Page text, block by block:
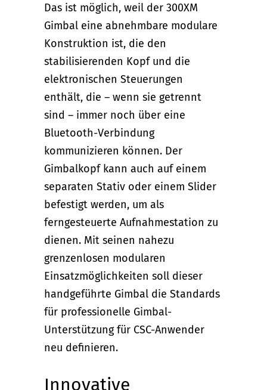
Das ist möglich, weil der 300XM
Gimbal eine abnehmbare modulare
Konstruktion ist, die den
stabilisierenden Kopf und die
elektronischen Steuerungen
enthält, die – wenn sie getrennt
sind – immer noch über eine
Bluetooth-Verbindung
kommunizieren können. Der
Gimbalkopf kann auch auf einem
separaten Stativ oder einem Slider
befestigt werden, um als
ferngesteuerte Aufnahmestation zu
dienen. Mit seinen nahezu
grenzenlosen modularen
Einsatzmöglichkeiten soll dieser
handgeführte Gimbal die Standards
für professionelle Gimbal-
Unterstützung für CSC-Anwender
neu definieren.
Innovative